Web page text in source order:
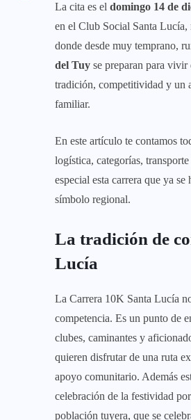
La cita es el domingo 14 de
en el Club Social Santa
donde desde muy temprano,
del Tuy se preparan para vivir
tradición, competitividad y un
familiar.
En este artículo te contamos
logística, categorías,
especial esta carrera que ya
símbolo regional.
La tradición de
Lucía
La Carrera 10K Santa Lucía
competencia. Es un punto de
clubes, caminantes y
quieren disfrutar de una ruta
apoyo comunitario. Además
celebración de la festividad
población tuyera, que se